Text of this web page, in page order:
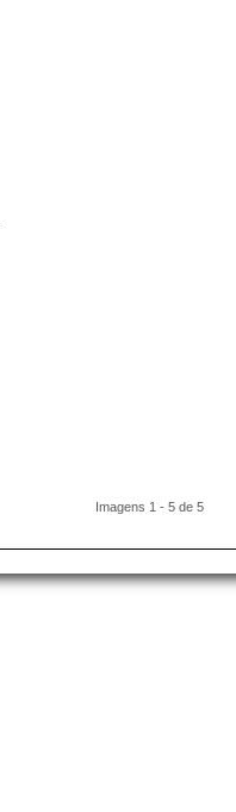
Imagens 1 - 5 de 5